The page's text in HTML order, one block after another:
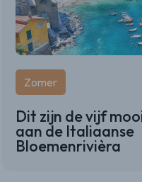
Zomer
Dit zijn de vijf
aan de Italiaanse
Bloemenrivièra